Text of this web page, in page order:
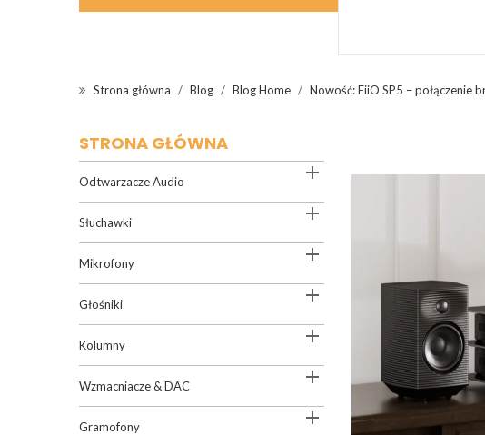
Strona główna Blog Blog Home Nowość: FiiO SP5 – połączenie
STRONA GŁÓWNA
Odtwarzacze Audio 
Słuchawki 
Mikrofony 
Głośniki 
Kolumny 
Wzmacniacze & DAC 
Gramofony 